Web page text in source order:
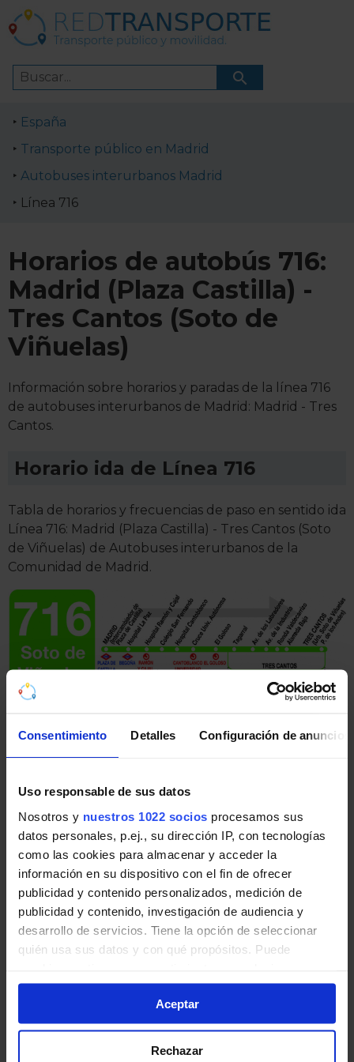
Consentimiento Detalles Configuración de anuncios
Uso responsable de sus datos
Nosotros y nuestros 1022 socios procesamos sus
datos personales, p.ej., su dirección IP, con tecnologías
como las cookies para almacenar y acceder la
información en su dispositivo con el fin de ofrecer
publicidad y contenido personalizados, medición de
publicidad y contenido, investigación de audiencia y
desarrollo de servicios. Tiene la opción de seleccionar
quién usa sus datos y con qué propósitos. Puede
momento desde la Declaración de cookies o clicando en
el Menú de consentimiento.
Si lo permite, también quisiéramos:
Aceptar
Rechazar
España
Transporte público en Madrid
Autobuses interurbanos Madrid
Línea 716
Horarios de autobús 716:
Madrid (Plaza Castilla) -
Tres Cantos (Soto de
Viñuelas)
Información sobre horarios y paradas de la línea 716
de autobuses interurbanos de Madrid: Madrid - Tres
Cantos.
Horario ida de Línea 716
Tabla de horarios y frecuencias de paso en sentido ida
Línea 716: Madrid (Plaza Castilla) - Tres Cantos (Soto
de Viñuelas) de Autobuses interurbanos de la
Comunidad de Madrid.
Pincha en la imagen para ampliarla a pantalla completa.
Horario vuelta de Línea 716
Tabla de horarios y frecuencias de paso en sentido
vuelta Línea 716: Madrid (Plaza Castilla) - Tres Cantos
(Soto de Viñuelas) de Autobuses interurbanos de la
Comunidad de Madrid.